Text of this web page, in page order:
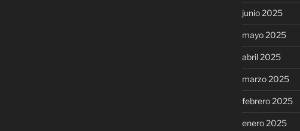
junio 2025
mayo 2025
abril 2025
marzo 2025
febrero 2025
enero 2025